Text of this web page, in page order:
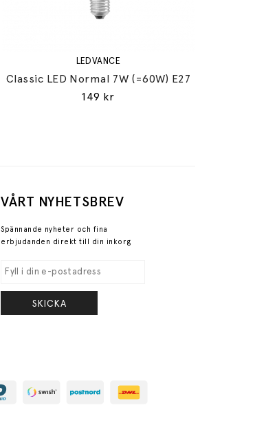
LEDVANCE
Classic LED Normal 7W (=60W) E27
149 kr
VÅRT NYHETSBREV
Spännande nyheter och fina
erbjudanden direkt till din inkorg
SKICKA